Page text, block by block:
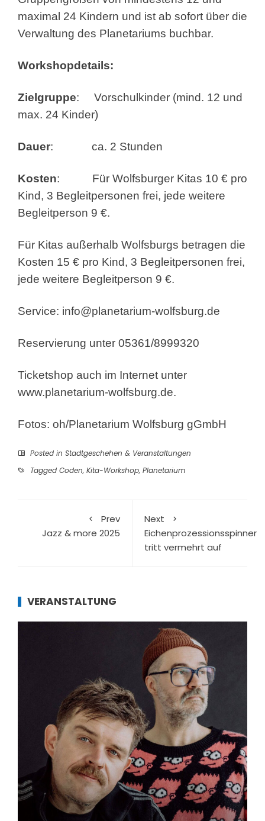
maximal 24 Kindern und ist ab sofort über die
Verwaltung des Planetariums buchbar.
Workshopdetails:
Zielgruppe: Vorschulkinder (mind. 12 und
max. 24 Kinder)
Dauer: ca. 2 Stunden
Kosten: Für Wolfsburger Kitas 10 € pro
Kind, 3 Begleitpersonen frei, jede weitere
Begleitperson 9 €.
Für Kitas außerhalb Wolfsburgs betragen die
Kosten 15 € pro Kind, 3 Begleitpersonen frei,
jede weitere Begleitperson 9 €.
Service: info@planetarium-wolfsburg.de
Reservierung unter 05361/8999320
Ticketshop auch im Internet unter
www.planetarium-wolfsburg.de.
Fotos: oh/Planetarium Wolfsburg gGmbH
Posted in Stadtgeschehen & Veranstaltungen
Tagged Coden, Kita-Workshop, Planetarium
Prev
Jazz & more 2025
Next
Eichenprozessionsspinner
tritt vermehrt auf
VERANSTALTUNG